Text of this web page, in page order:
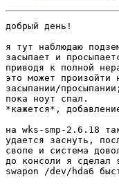
добрый день!
я тут наблюдаю
засыпает и
приводя к полной
это может произойти
засыпании/
пока ноут спал.
*кажется*,
на wks-smp-2.6.18
удается заснуть,
свопе и система
до консоли я сделал
swapon /dev/hda6